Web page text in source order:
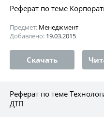
Реферат по теме
Предмет: Менеджмент
Добавлено: 19.03.2015
Скачать
Реферат по теме
ДТП